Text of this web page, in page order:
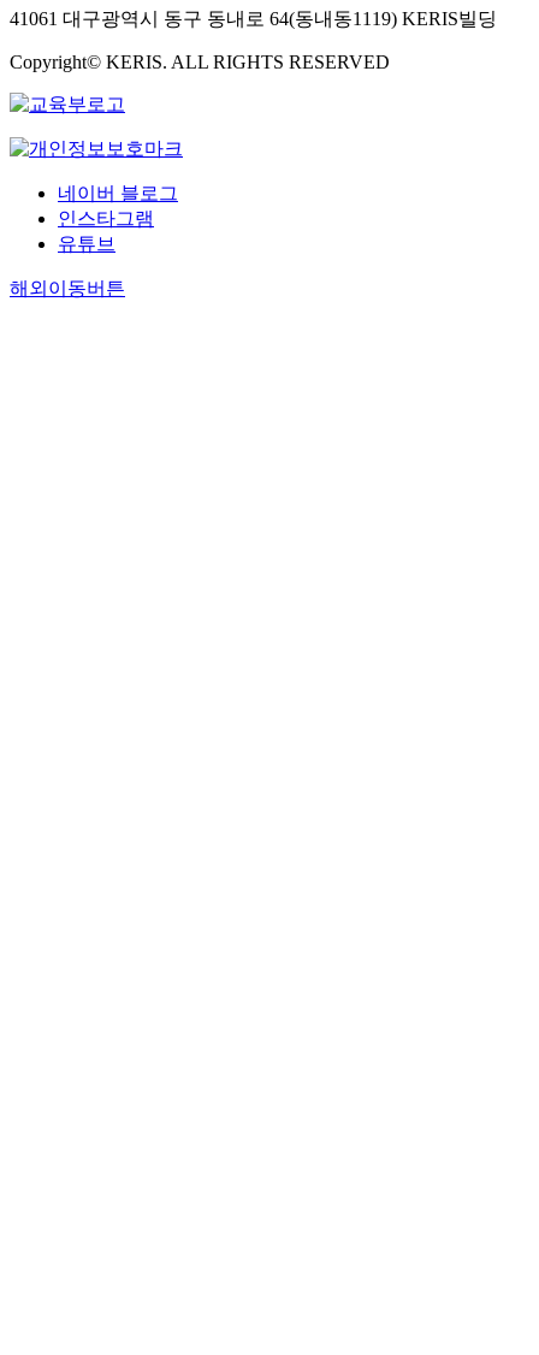
41061 대구광역시 동구 동내로 64(동내동1119) KERIS빌딩
Copyright© KERIS. ALL RIGHTS RESERVED
네이버 블로그
인스타그램
유튜브
해외이동버튼